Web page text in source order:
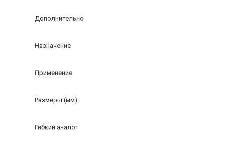
Дополнительно
Назначение
Применение
Размеры (мм)
Гибкий аналог